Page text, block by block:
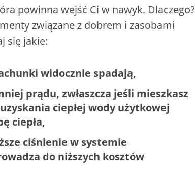
powinna wejść Ci w nawyk. Dlaczego?
związane z dobrem i zasobami
się jakie:
widocznie spadają,
prądu, zwłaszcza jeśli mieszkasz
ciepłej wody użytkowej
ciepła,
ciśnienie w systemie
do niższych kosztów